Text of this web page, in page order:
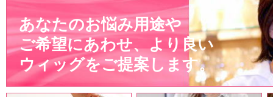
あなたのお悩み用途や
ご希望にあわせ、より良い
ウィッグをご提案します。